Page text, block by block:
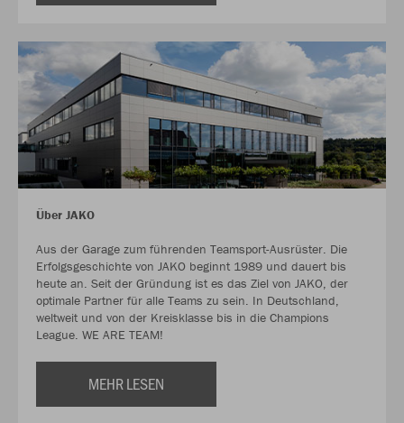
Über JAKO
Aus der Garage zum führenden Teamsport-Ausrüster. Die
Erfolgsgeschichte von JAKO beginnt 1989 und dauert bis
heute an. Seit der Gründung ist es das Ziel von JAKO, der
optimale Partner für alle Teams zu sein. In Deutschland,
weltweit und von der Kreisklasse bis in die Champions
League. WE ARE TEAM!
MEHR LESEN